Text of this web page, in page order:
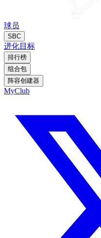
球员
SBC
进化目标
排行榜
组合包
阵容创建器
MyClub